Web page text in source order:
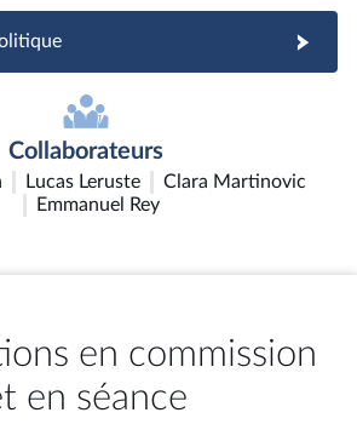
Collaborateurs
Lucas Leruste
Clara Martinovic
Emmanuel Rey
en commission
en séance